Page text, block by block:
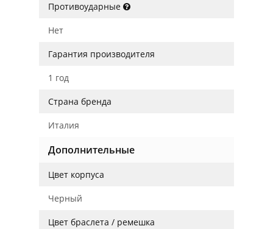
Противоударные
Нет
Гарантия производителя
1 год
Страна бренда
Италия
Дополнительные
Цвет корпуса
Черный
Цвет браслета / ремешка